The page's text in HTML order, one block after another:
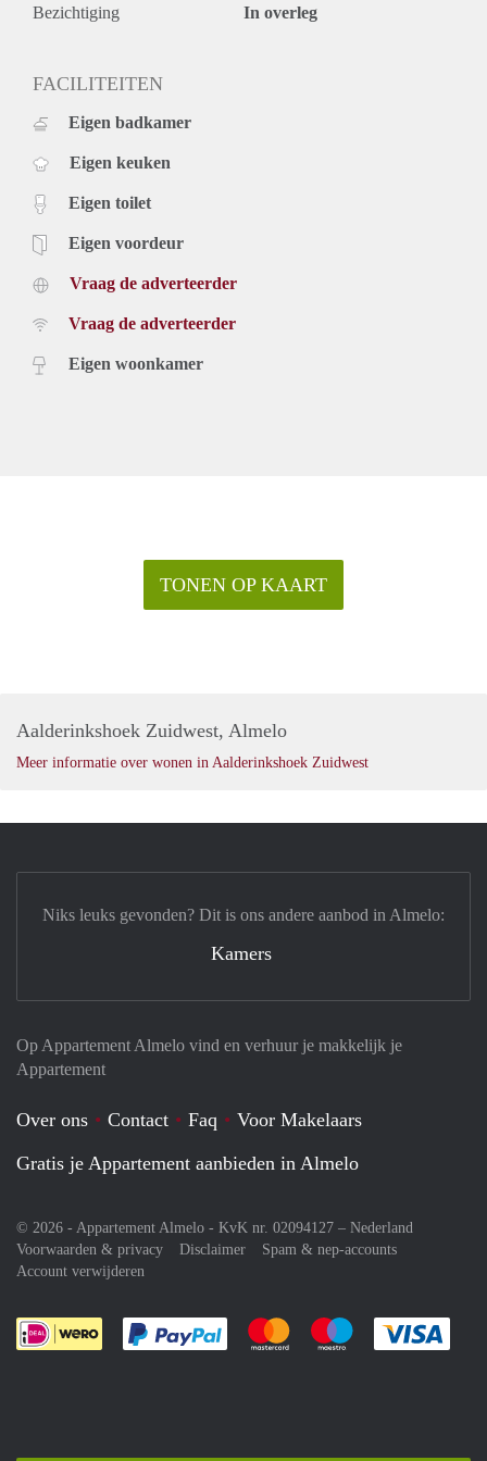
Bezichtiging In overleg
FACILITEITEN
Eigen badkamer
Eigen keuken
Eigen toilet
Eigen voordeur
Vraag de adverteerder
Vraag de adverteerder
Eigen woonkamer
TONEN OP KAART
Aalderinkshoek Zuidwest, Almelo
Meer informatie over wonen in Aalderinkshoek Zuidwest
Op Appartement Almelo vind en verhuur je makkelijk je
Appartement
Over ons Contact Faq
Voor Makelaars
Gratis je Appartement aanbieden in Almelo
© 2026 - Appartement Almelo - KvK nr. 02094127 – Nederland
Voorwaarden & privacy
Disclaimer
Spam & nep-accounts
Account verwijderen
Je rekent gemakkelijk af met Paypal
Je rekent gemakkelijk af met
Je rekent
Niks leuks gevonden? Dit is ons andere aanbod in Almelo:
Kamers